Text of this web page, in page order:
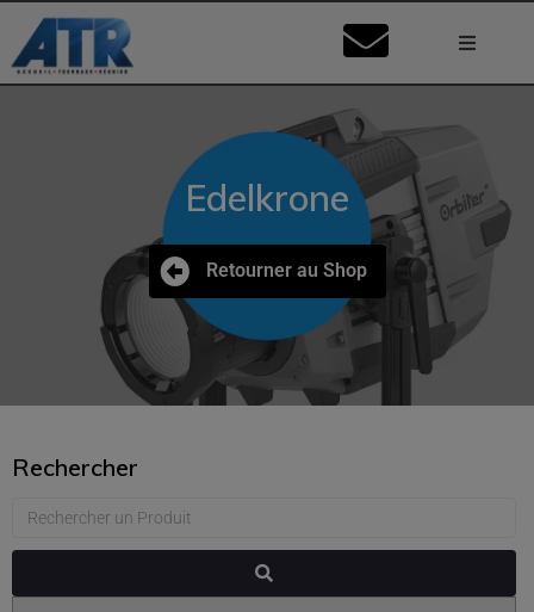
Vidéo
Mon
Edelkrone
Retourner au Shop
Rechercher